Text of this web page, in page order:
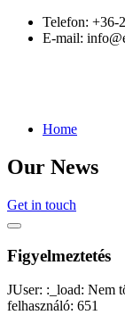
Telefon: +36-
E-mail:
Home
Our News
Get in touch
Figyelmeztetés
JUser: :_load: Nem
felhasználó: 651